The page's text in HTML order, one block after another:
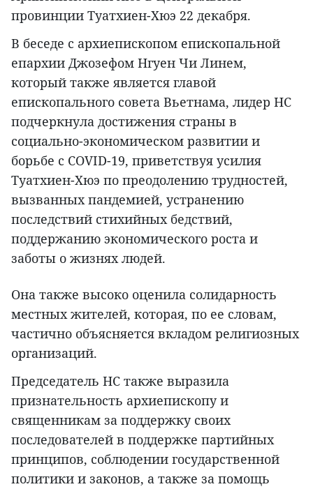
провинции Туатхиен-Хюэ 22 декабря.
В беседе с архиепископом епископальной
епархии Джозефом Нгуен Чи Линем,
который также является главой
епископального совета Вьетнама, лидер НС
подчеркнула достижения страны в
социально-экономическом развитии и
борьбе с COVID-19, приветствуя усилия
Туатхиен-Хюэ по преодолению трудностей,
вызванных пандемией, устранению
последствий стихийных бедствий,
поддержанию экономического роста и
заботы о жизнях людей.
Она также высоко оценила солидарность
местных жителей, которая, по ее словам,
частично объясняется вкладом религиозных
организаций.
Председатель НС также выразила
признательность архиепископу и
священникам за поддержку своих
последователей в поддержке партийных
принципов, соблюдении государственной
политики и законов, а также за помощь